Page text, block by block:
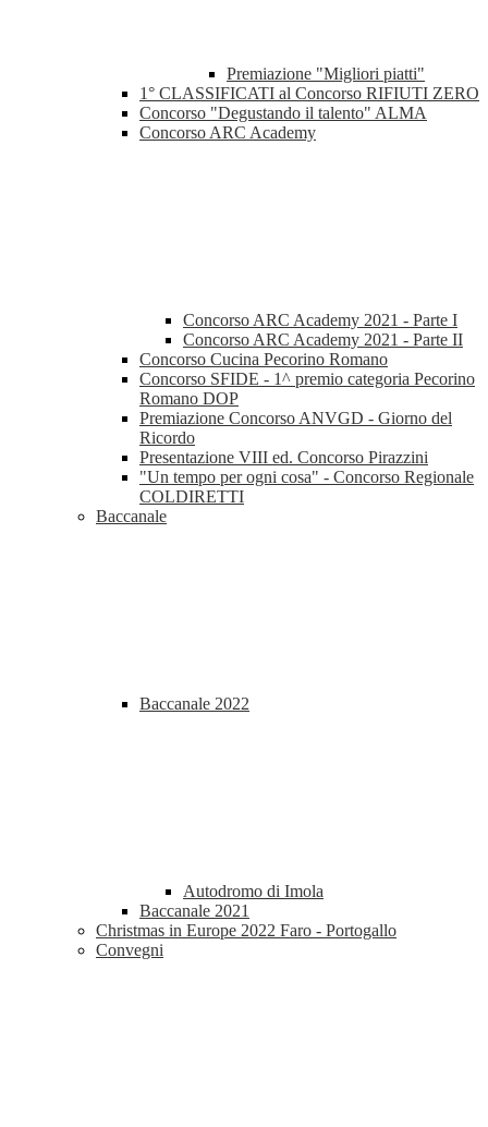
Premiazione "Migliori piatti"
1° CLASSIFICATI al Concorso RIFIUTI ZERO
Concorso "Degustando il talento" ALMA
Concorso ARC Academy
Concorso ARC Academy 2021 - Parte I
Concorso ARC Academy 2021 - Parte II
Concorso Cucina Pecorino Romano
Concorso SFIDE - 1^ premio categoria Pecorino
Romano DOP
Premiazione Concorso ANVGD - Giorno del
Ricordo
Presentazione VIII ed. Concorso Pirazzini
"Un tempo per ogni cosa" - Concorso Regionale
COLDIRETTI
Baccanale
Baccanale 2022
Autodromo di Imola
Baccanale 2021
Christmas in Europe 2022 Faro - Portogallo
Convegni